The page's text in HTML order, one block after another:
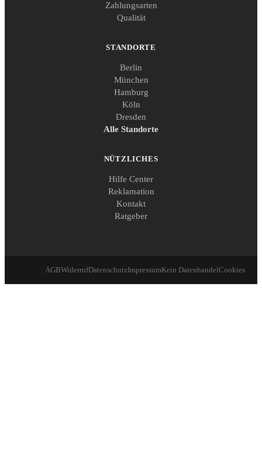
Zahlungsarten
Qualität
STANDORTE
Berlin
München
Hamburg
Köln
Dresden
Alle Standorte
NÜTZLICHES
Hilfe Center
Reklamation
Kontakt
Ratgeber
AGBWiderrufDatenschutzImpressumKein DatenhandelCookies